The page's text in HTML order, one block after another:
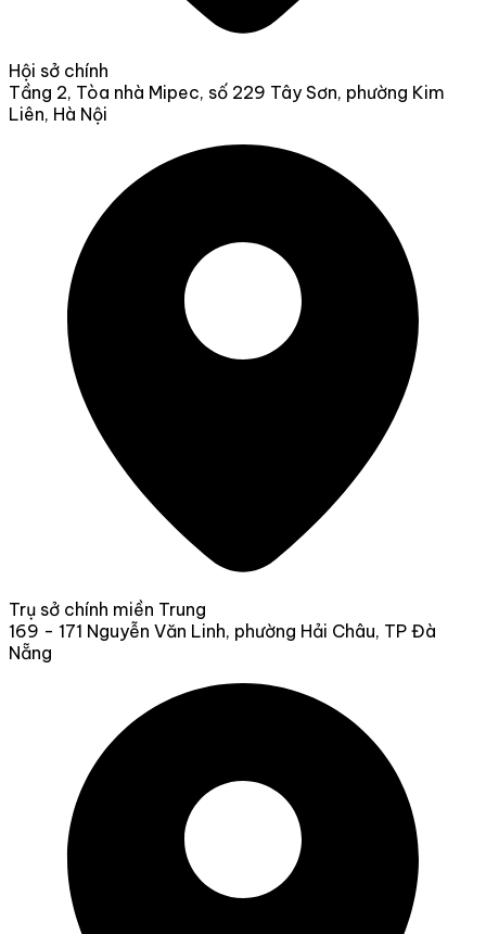
Hội sở chính
Tầng 2, Tòa nhà Mipec, số 229 Tây Sơn, phường Kim
Liên, Hà Nội
Trụ sở chính miền Trung
169 - 171 Nguyễn Văn Linh, phường Hải Châu, TP Đà
Nẵng